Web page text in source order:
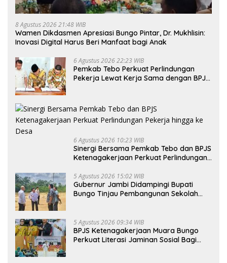
8 Agustus 2026 21:48 WIB
Wamen Dikdasmen Apresiasi Bungo Pintar, Dr. Mukhlisin:
Inovasi Digital Harus Beri Manfaat bagi Anak
6 Agustus 2026 22:23 WIB
Pemkab Tebo Perkuat Perlindungan
Pekerja Lewat Kerja Sama dengan BPJS
6 Agustus 2026 10:23 WIB
Sinergi Bersama Pemkab Tebo dan BPJS
Ketenagakerjaan Perkuat Perlindungan
5 Agustus 2026 15:02 WIB
Gubernur Jambi Didampingi Bupati
Bungo Tinjau Pembangunan Sekolah
5 Agustus 2026 09:34 WIB
BPJS Ketenagakerjaan Muara Bungo
Perkuat Literasi Jaminan Sosial Bagi